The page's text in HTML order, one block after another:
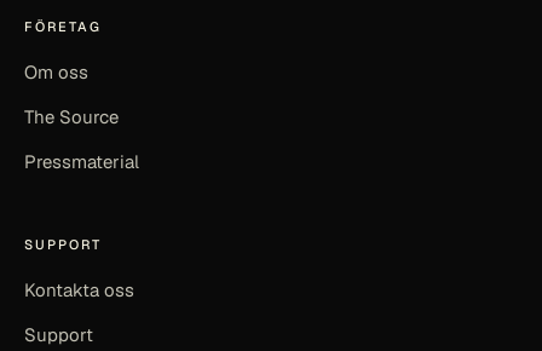
FÖRETAG
Om oss
The Source
Pressmaterial
SUPPORT
Kontakta oss
Support